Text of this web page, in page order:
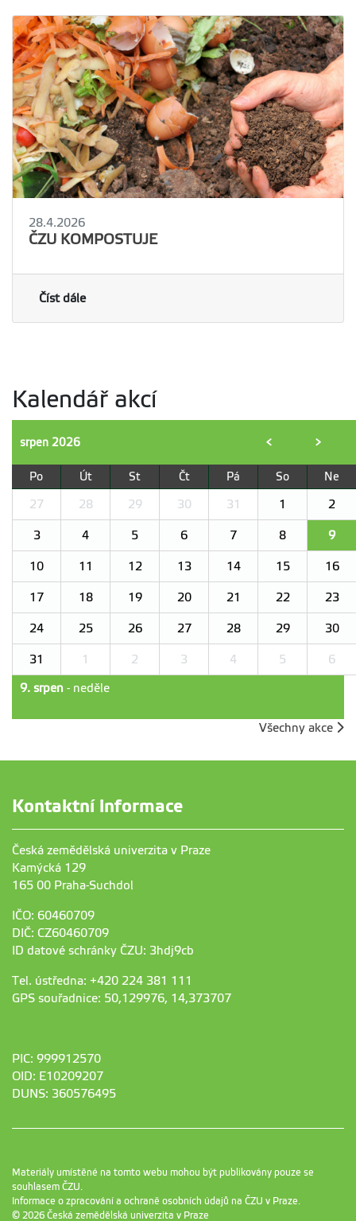
28.4.2026
ČZU KOMPOSTUJE
Číst dále
Kalendář akcí
srpen 2026 < >
Po Út St Čt Pá So Ne
27 28 29 30 31 1 2
3 4 5 6 7 8 9
10 11 12 13 14 15 16
17 18 19 20 21 22 23
24 25 26 27 28 29 30
31 1 2 3 4 5 6
9. srpen - neděle
Všechny akce
Kontaktní informace
Česká zemědělská univerzita v Praze
Kamýcká 129
165 00 Praha-Suchdol
IČO: 60460709
DIČ: CZ60460709
ID datové schránky ČZU: 3hdj9cb
Tel. ústředna: +420 224 381 111
GPS souřadnice: 50,129976, 14,373707
PIC: 999912570
OID: E10209207
DUNS: 360576495
Materiály umístěné na tomto webu mohou být publikovány pouze se
souhlasem ČZU.
Informace o zpracování a ochraně osobních údajů na ČZU v Praze.
© 2026 Česká zemědělská univerzita v Praze